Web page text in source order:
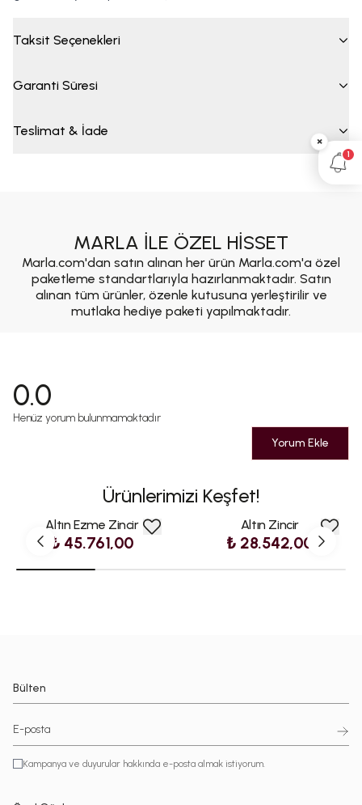
Taksit Seçenekleri
Garanti Süresi
Teslimat & İade
MARLA İLE ÖZEL HİSSET
Marla.com'dan satın alınan her ürün Marla.com'a özel
paketleme standartlarıyla hazırlanmaktadır. Satın
alınan tüm ürünler, özenle kutusuna yerleştirilir ve
mutlaka hediye paketi yapılmaktadır.
0.0
Henüz yorum bulunmamaktadır
Yorum Ekle
Ürünlerimizi Keşfet!
Altın Ezme Zincir
₺ 45.761,00
Altın Zincir
₺ 28.542,00
Bülten
Kampanya ve duyurular hakkında e-posta almak istiyorum.
×
1